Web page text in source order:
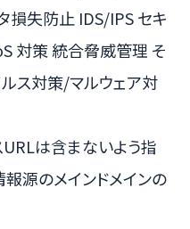
損失防止 IDS/IPS セキ
対策 統合脅威管理 そ
ルス対策/マルウェア対
は含まないよう指
源のメインドメインの